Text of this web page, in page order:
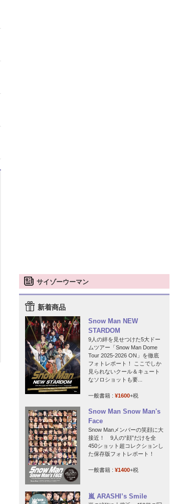
サイゾーウーマン
新着商品
Snow Man NEW
STARDOM
9人の絆を見せつけた5大ドー
ムツアー「Snow Man Dome
Tour 2025-2026 ON」を徹底
フォトレポート！ ここでしか
見られないクール＆キュート
なソロショットも要...
一般書籍 : ¥1600+税
Snow Man Snow Man's
Face
Snow Manメンバーの笑顔に大
接近！ 9人の“顔”だけを全
450ショット超コレクションし
た保存版フォトレポート！
一般書籍 : ¥1400+税
嵐 ARASHI’s Smile